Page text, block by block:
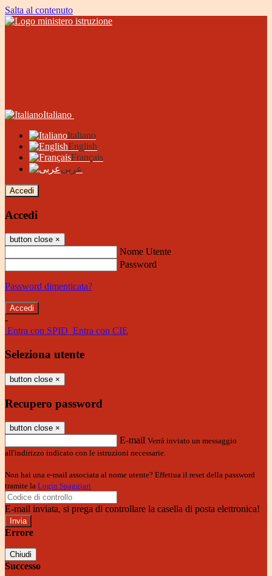
Salta al contenuto
Italiano
Italiano
English
Français
عربى
Accedi
Accedi
button close ×
Nome Utente
Password
Password dimenticata?
-
Entra con SPID Entra con CIE
Seleziona utente
button close ×
Recupero password
button close ×
E-mail Verrà inviato un messaggio
all'indirizzo indicato con le istruzioni necessarie.
Non hai una e-mail associata al nome utente? Effettua il reset della password
tramite la Login Spaggiari
E-mail inviata, si prega di controllare la casella di posta elettronica!
Errore
Chiudi
Successo